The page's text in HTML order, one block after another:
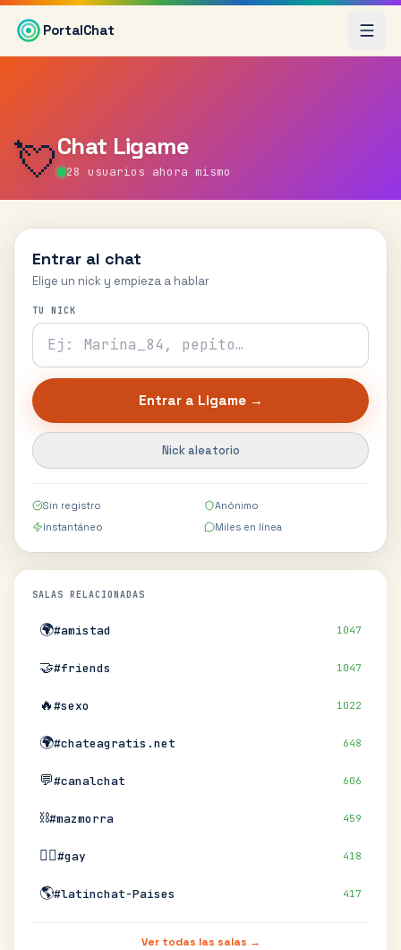
Saltar al contenido principal
PortalChat
💘Chat Ligame
28 usuarios ahora mismo
Entrar al chat
Elige un nick y empieza a hablar
TU NICK
Entrar a Ligame→
Nick aleatorio
Sin registro
Anónimo
Instantáneo
Miles en línea
SALAS RELACIONADAS
🌍#amistad 1047
🤝#friends 1047
🔥#sexo 1022
🌍#chateagratis.net 648
💬#canalchat 606
⛓️#mazmorra 459
🏳️‍🌈#gay 418
🌎#latinchat-Paises 417
Ver todas las salas →